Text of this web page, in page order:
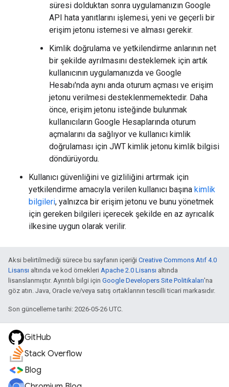
süresi dolduktan sonra uygulamanızın Google
API hata yanıtlarını işlemesi, yeni ve geçerli bir
erişim jetonu istemesi ve alması gerekir.
Kimlik doğrulama ve yetkilendirme anlarının net
bir şekilde ayrılmasını desteklemek için artık
kullanıcının uygulamanızda ve Google
Hesabı'nda aynı anda oturum açması ve erişim
jetonu verilmesi desteklenmemektedir. Daha
önce, erişim jetonu isteğinde bulunmak
kullanıcıların Google Hesaplarında oturum
açmalarını da sağlıyor ve kullanıcı kimlik
doğrulaması için JWT kimlik jetonu kimlik bilgisi
döndürüyordu.
Kullanıcı güvenliğini ve gizliliğini artırmak için
yetkilendirme amacıyla verilen kullanıcı başına kimlik
bilgileri, yalnızca bir erişim jetonu ve bunu yönetmek
için gereken bilgileri içerecek şekilde en az ayrıcalık
ilkesine uygun olarak verilir.
Aksi belirtilmediği sürece bu sayfanın içeriği Creative Commons Atıf 4.0
Lisansı altında ve kod örnekleri Apache 2.0 Lisansı altında
lisanslanmıştır. Ayrıntılı bilgi için Google Developers Site Politikaları'na
göz atın. Java, Oracle ve/veya satış ortaklarının tescilli ticari markasıdır.
Son güncelleme tarihi: 2026-05-26 UTC.
GitHub
Stack Overflow
Blog